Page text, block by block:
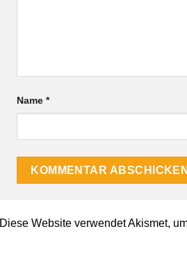
Name *
Diese Website verwendet Akismet,